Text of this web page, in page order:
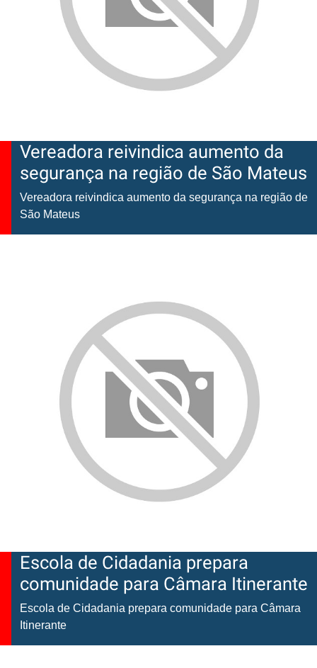
Vereadora reivindica aumento da
segurança na região de São Mateus
Vereadora reivindica aumento da segurança na região de
São Mateus
Escola de Cidadania prepara
comunidade para Câmara Itinerante
Escola de Cidadania prepara comunidade para Câmara
Itinerante